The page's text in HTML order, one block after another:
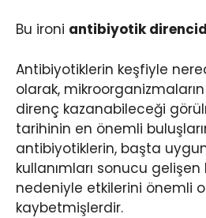
Bu ironi antibiyotik
Antibiyotiklerin keşfiyle
olarak,
direnç kazanabileceği
tarihinin en önemli
antibiyotiklerin, başta
kullanımları sonucu
nedeniyle etkilerini önemli
kaybetmişlerdir.